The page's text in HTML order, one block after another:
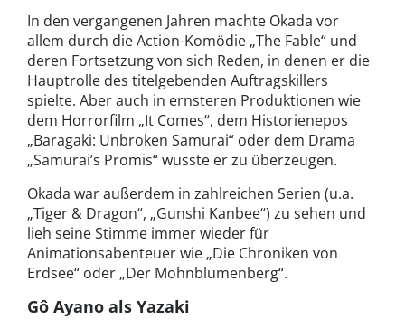
In den vergangenen Jahren machte Okada vor
allem durch die Action-Komödie „The Fable“ und
deren Fortsetzung von sich Reden, in denen er die
Hauptrolle des titelgebenden Auftragskillers
spielte. Aber auch in ernsteren Produktionen wie
dem Horrorfilm „It Comes“, dem Historienepos
„Baragaki: Unbroken Samurai“ oder dem Drama
„Samurai’s Promis“ wusste er zu überzeugen.
Okada war außerdem in zahlreichen Serien (u.a.
„Tiger & Dragon“, „Gunshi Kanbee“) zu sehen und
lieh seine Stimme immer wieder für
Animationsabenteuer wie „Die Chroniken von
Erdsee“ oder „Der Mohnblumenberg“.
Gô Ayano als Yazaki